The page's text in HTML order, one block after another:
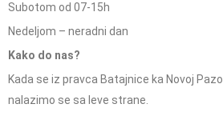
Subotom od 07-15h
Nedeljom – neradni dan
Kako do nas?
Kada se iz pravca Batajnice ka Novoj
nalazimo se sa leve strane.